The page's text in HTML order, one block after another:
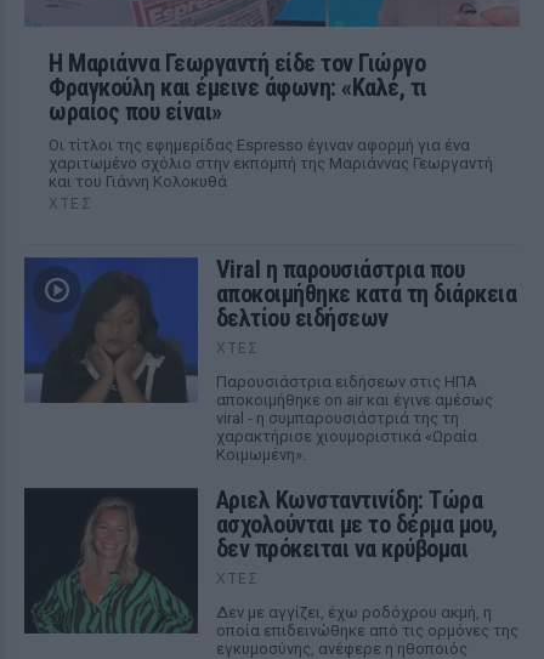
Η Μαριάννα Γεωργαντή είδε τον Γιώργο
Φραγκούλη και έμεινε άφωνη: «Καλέ, τι
ωραίος που είναι»
Οι τίτλοι της εφημερίδας Espresso έγιναν αφορμή για ένα
χαριτωμένο σχόλιο στην εκπομπή της Μαριάννας Γεωργαντή
και του Γιάννη Κολοκυθά
ΧΤΕΣ
Viral η παρουσιάστρια που
αποκοιμήθηκε κατά τη διάρκεια
δελτίου ειδήσεων
ΧΤΕΣ
Παρουσιάστρια ειδήσεων στις ΗΠΑ
αποκοιμήθηκε on air και έγινε αμέσως
viral - η συμπαρουσιάστριά της τη
χαρακτήρισε χιουμοριστικά «Ωραία
Κοιμωμένη».
Αριελ Κωνσταντινίδη: Τώρα
ασχολούνται με το δέρμα μου,
δεν πρόκειται να κρύβομαι
ΧΤΕΣ
Δεν με αγγίζει, έχω ροδόχρου ακμή, η
οποία επιδεινώθηκε από τις ορμόνες της
εγκυμοσύνης, ανέφερε η ηθοποιός